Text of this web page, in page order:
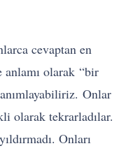
cevaptan en
olarak “bir
Onlar
olarak tekrarladılar.
Onları